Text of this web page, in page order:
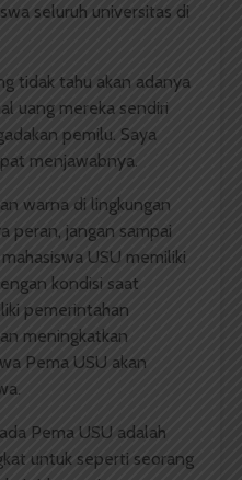
seluruh universitas di
tidak tahu akan adanya
uang mereka sendiri
pemilu. Saya
menjawabnya.
warna di lingkungan
peran, jangan sampai
USU memiliki
kondisi saat
pemerintahan
meningkatkan
Pema USU akan
Pema USU adalah
untuk seperti seorang